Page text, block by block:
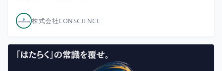
株式会社CONSCIENCE